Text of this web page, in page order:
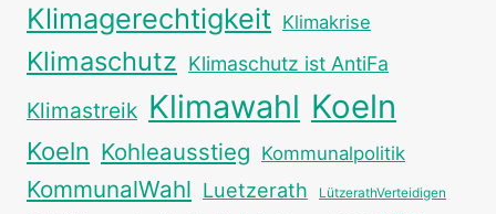
Klimagerechtigkeit Klimakrise
Klimaschutz Klimaschutz ist AntiFa
Klimastreik Klimawahl Koeln
Koeln Kohleausstieg Kommunalpolitik
KommunalWahl Luetzerath LützerathVerteidigen